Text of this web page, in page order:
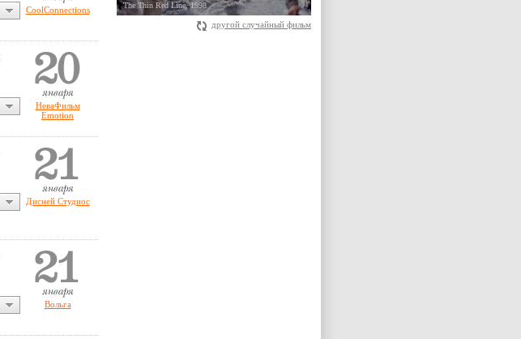
CoolConnections
НеваФильм
Emotion
Дисней Студиос
Вольга
The Thin Red Line, 1998
другой случайный фильм